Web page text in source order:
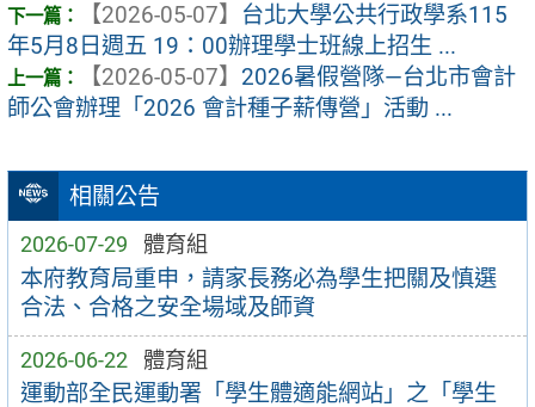
相關公告
2026-07-29 體育組
本府教育局重申，請家長務必為學生把關及慎選
合法、合格之安全場域及師資
2026-06-22 體育組
運動部全民運動署「學生體適能網站」之「學生
【2026-05-07】 台北大學公共行政學系115
年5月8日週五 19：00辦理學士班線上招生 ...
【2026-05-07】 2026暑假營隊—台北市會計
師公會辦理「2026 會計種子薪傳營」活動 ...